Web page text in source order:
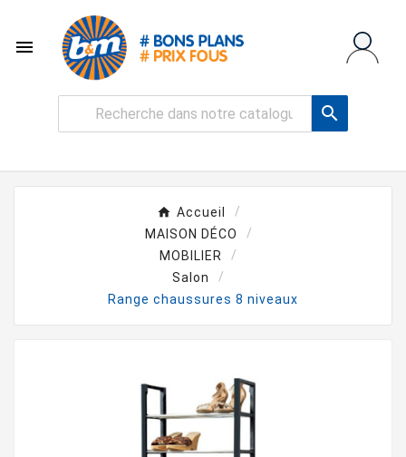


Accueil
MAISON DÉCO
MOBILIER
Salon
Range chaussures 8 niveaux